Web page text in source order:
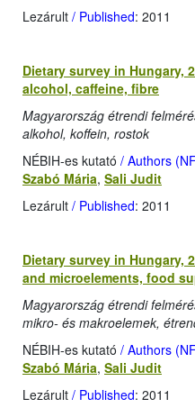
Lezárult / Published: 2011
Dietary survey in Hungary,
alcohol, caffeine, fibre
Magyarország étrendi
alkohol, koffein, rostok
NÉBIH-es kutató / Authors
Szabó Mária, Sali Judit
Lezárult / Published: 2011
Dietary survey in Hungary,
and microelements, food
Magyarország étrendi
mikro- és makroelemek,
NÉBIH-es kutató / Authors
Szabó Mária, Sali Judit
Lezárult / Published: 2011